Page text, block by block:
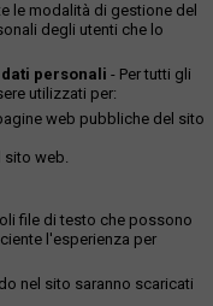
le modalità di gestione del
degli utenti che lo
personali - Per tutti gli
utilizzati per:
web pubbliche del sito
sito web.
file di testo che possono
l'esperienza per
nel sito saranno scaricati